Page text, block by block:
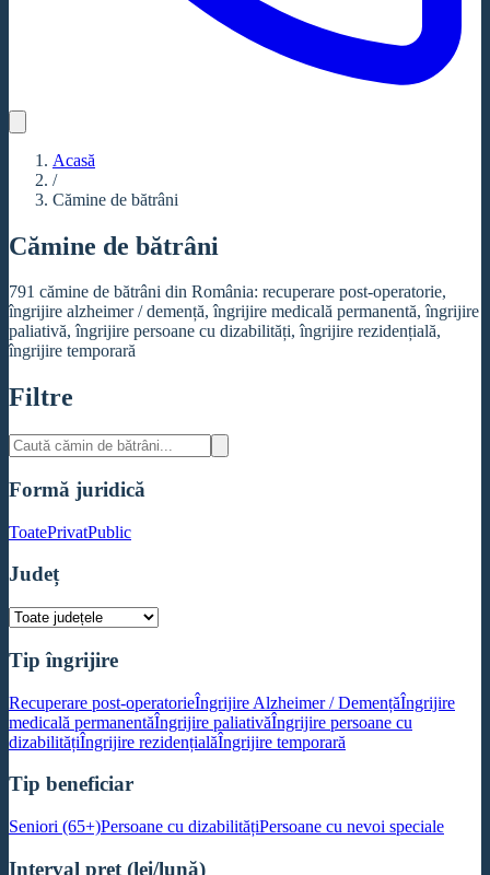
Acasă
/
Cămine de bătrâni
Cămine de bătrâni
791 cămine de bătrâni din România: recuperare post-operatorie,
îngrijire alzheimer / demență, îngrijire medicală permanentă, îngrijire
paliativă, îngrijire persoane cu dizabilități, îngrijire rezidențială,
îngrijire temporară
Filtre
Formă juridică
ToatePrivatPublic
Județ
Tip îngrijire
Recuperare post-operatorieÎngrijire Alzheimer / DemențăÎngrijire
medicală permanentăÎngrijire paliativăÎngrijire persoane cu
dizabilitățiÎngrijire rezidențialăÎngrijire temporară
Tip beneficiar
Seniori (65+)Persoane cu dizabilitățiPersoane cu nevoi speciale
Interval preț (lei/lună)